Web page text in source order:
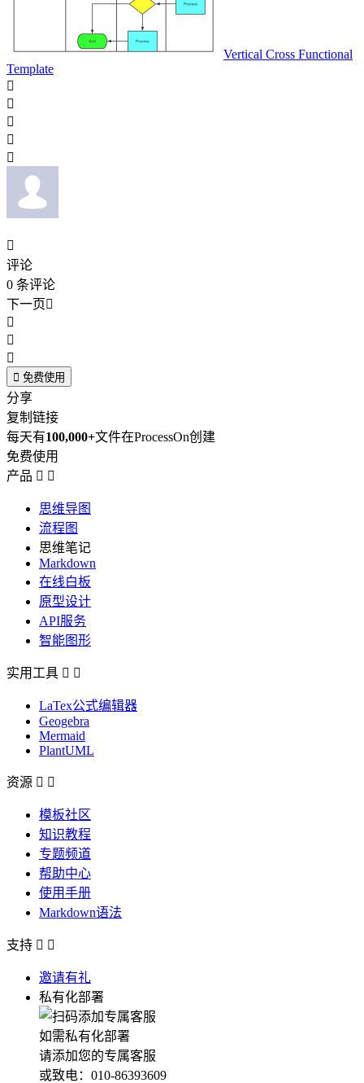
Vertical Cross Functional
Template






评论
0 条评论
下一页



 免费使用
分享
复制链接
每天有100,000+文件在ProcessOn创建
免费使用
产品  
思维导图
流程图
思维笔记
Markdown
在线白板
原型设计
API服务
智能图形
实用工具  
LaTex公式编辑器
Geogebra
Mermaid
PlantUML
资源  
模板社区
知识教程
专题频道
帮助中心
使用手册
Markdown语法
支持  
邀请有礼
私有化部署
如需私有化部署
请添加您的专属客服
或致电：010-86393609